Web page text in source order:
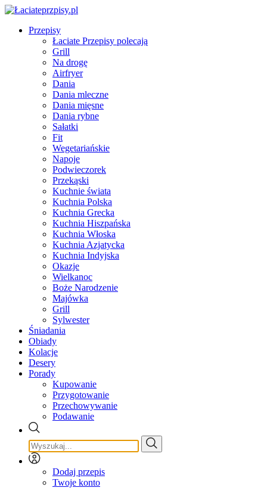
Przepisy
Łaciate Przepisy polecają
Grill
Na drogę
Airfryer
Dania
Dania mleczne
Dania mięsne
Dania rybne
Sałatki
Fit
Wegetariańskie
Napoje
Podwieczorek
Przekąski
Kuchnie świata
Kuchnia Polska
Kuchnia Grecka
Kuchnia Hiszpańska
Kuchnia Włoska
Kuchnia Azjatycka
Kuchnia Indyjska
Okazje
Wielkanoc
Boże Narodzenie
Majówka
Grill
Sylwester
Śniadania
Obiady
Kolacje
Desery
Porady
Kupowanie
Przygotowanie
Przechowywanie
Podawanie
Dodaj przepis
Twoje konto